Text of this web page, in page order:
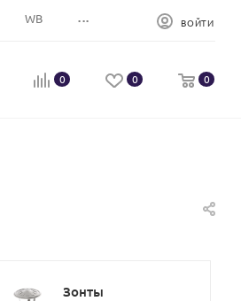
WB ... ВОЙТИ
0 0 0
Зонты